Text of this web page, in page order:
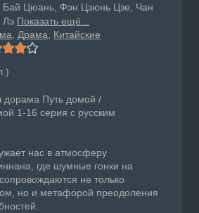
Цюань, Фэн Цзюнь Цзе, Чан
Лэ Показать ещё...
Драма Китайские
дорама Путь домой /
1-16 серия с русским
нас в атмосферу
где шумные гонки на
не только
но и метафорой преодоления